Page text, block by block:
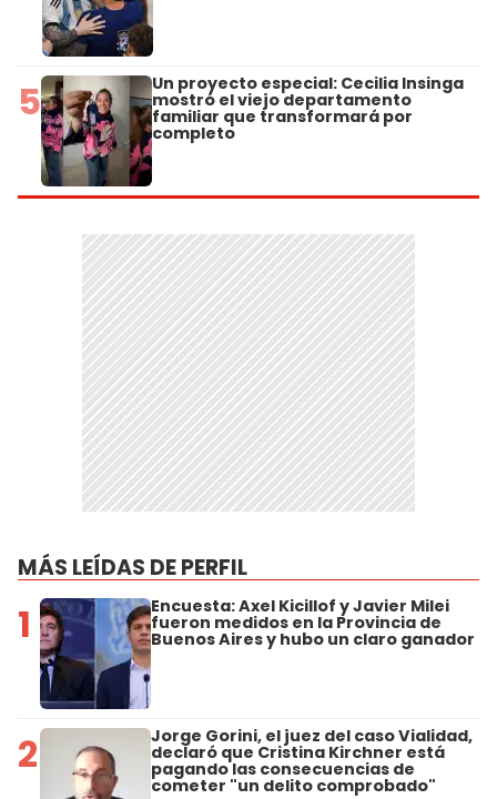
5 Un proyecto especial: Cecilia Insinga
mostró el viejo departamento
familiar que transformará por
completo
MÁS LEÍDAS DE PERFIL
1 Encuesta: Axel Kicillof y Javier Milei
fueron medidos en la Provincia de
Buenos Aires y hubo un claro ganador
2 Jorge Gorini, el juez del caso Vialidad,
declaró que Cristina Kirchner está
pagando las consecuencias de
cometer "un delito comprobado"